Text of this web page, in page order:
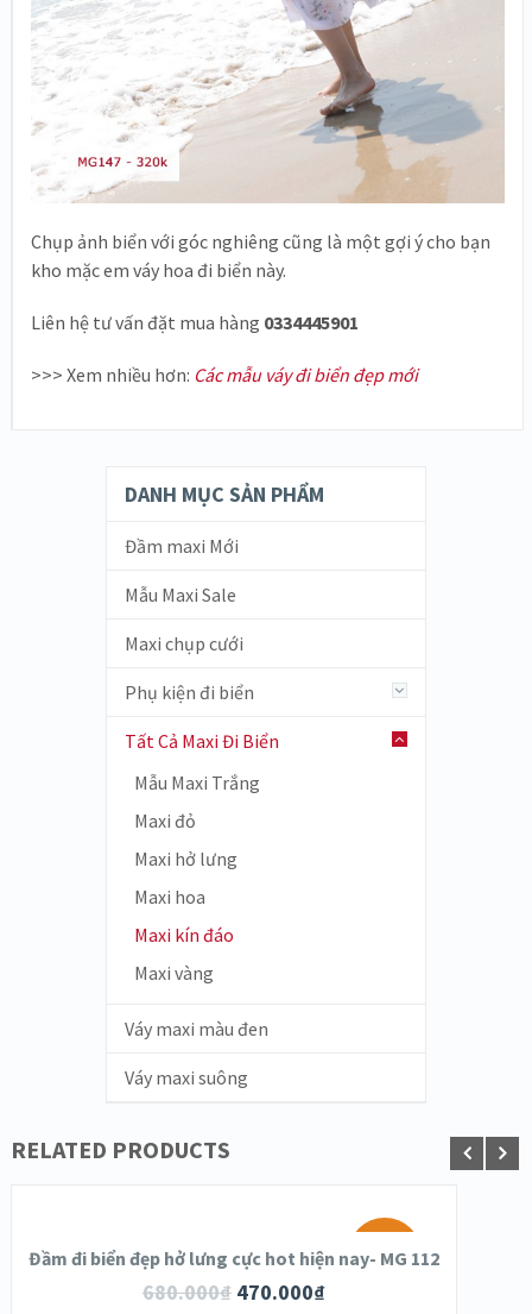
Chụp ảnh biển với góc nghiêng cũng là một gợi ý cho bạn
kho mặc em váy hoa đi biển này.
Liên hệ tư vấn đặt mua hàng 0334445901
>>> Xem nhiều hơn: Các mẫu váy đi biển đẹp mới
DANH MỤC SẢN PHẨM
Đầm maxi Mới
Mẫu Maxi Sale
Maxi chụp cưới
Phụ kiện đi biển
Tất Cả Maxi Đi Biển
Mẫu Maxi Trắng
Maxi đỏ
Maxi hở lưng
Maxi hoa
Maxi kín đáo
Maxi vàng
Váy maxi màu đen
Váy maxi suông
RELATED PRODUCTS
SALE!
Đầm đi biển đẹp hở lưng cực hot hiện nay- MG 112
680.000₫ 470.000₫